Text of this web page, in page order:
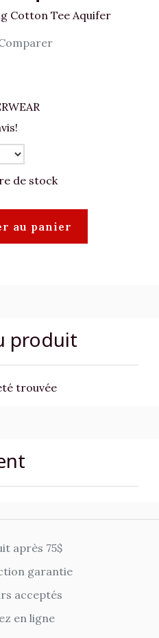
Cotton Tee Aquifer
de stock
au panier
produit
trouvée
après 75$
garantie
acceptés
en ligne